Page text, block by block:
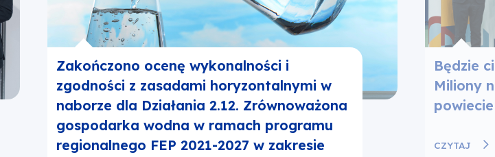
Zakończono ocenę wykonalności i
zgodności z zasadami horyzontalnymi w
naborze dla Działania 2.12. Zrównoważona
gospodarka wodna w ramach programu
regionalnego FEP 2021-2027 w zakresie
Będzie
Miliony
CZYTAJ